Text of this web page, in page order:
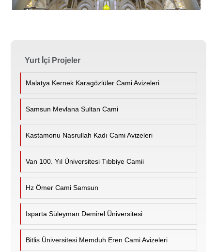
Yurt İçi Projeler
Malatya Kernek Karagözlüler Cami Avizeleri
Samsun Mevlana Sultan Cami
Kastamonu Nasrullah Kadı Cami Avizeleri
Van 100. Yıl Üniversitesi Tıbbiye Camii
Hz Ömer Cami Samsun
Isparta Süleyman Demirel Üniversitesi
Bitlis Üniversitesi Memduh Eren Cami Avizeleri